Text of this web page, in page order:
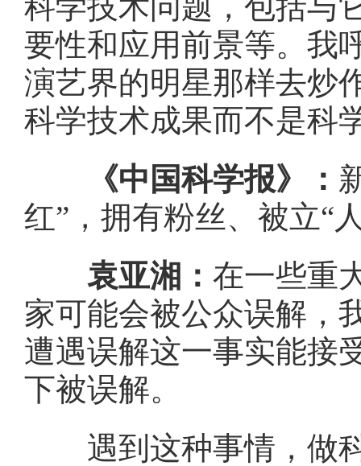
要性和应用前景等。我
演艺界的明星那样去炒
科学技术成果而不是科
《中国科学报》：
红”，拥有粉丝、被立“
袁亚湘： 在一些重
家可能会被公众误解，
遭遇误解这一事实能接
下被误解。
遇到这种事情，做科